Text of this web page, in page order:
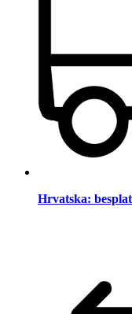
Hrvatska: